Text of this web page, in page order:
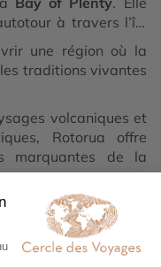
à travers l’île
une région où la
traditions vivantes
volcaniques et
Rotorua offre
marquantes de la